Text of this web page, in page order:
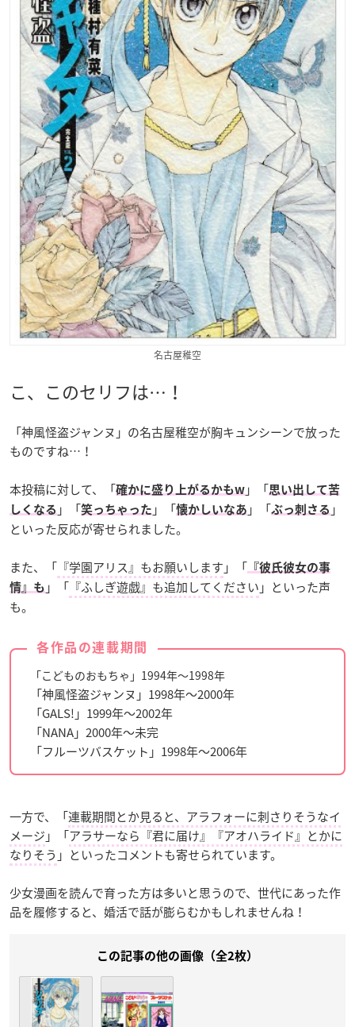
名古屋稚空
こ、このセリフは…！
「神風怪盗ジャンヌ」の名古屋稚空が胸キュンシーンで放った
ものですね…！
本投稿に対して、「確かに盛り上がるかもw 」「思い出して苦
しくなる 」「笑っちゃった 」「懐かしいなあ 」「ぶっ刺さる 」
といった反応が寄せられました。
また、「 『学園アリス』もお願いします 」「 『彼氏彼女の事
情』も 」「 『ふしぎ遊戯』も追加してください 」といった声
も。
各作品の連載期間
「こどものおもちゃ」1994年～1998年
「神風怪盗ジャンヌ」1998年～2000年
「GALS!」1999年～2002年
「NANA」2000年～未完
「フルーツバスケット」1998年～2006年
一方で、「連載期間とか見ると、アラフォーに刺さりそうなイ
メージ 」「アラサーなら『君に届け』『アオハライド』とかに
なりそう 」といったコメントも寄せられています。
少女漫画を読んで育った方は多いと思うので、世代にあった作
品を履修すると、婚活で話が膨らむかもしれませんね！
この記事の他の画像（全2枚）